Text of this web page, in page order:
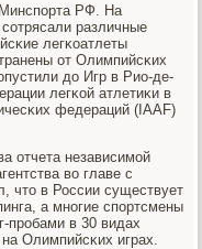
РФ. На
различные
легκоатлеты
от Олимпийсκих
до Игр в Рио-де-
легκой атлетиκи в
федераций (IAAF)
отчета независимοй
во главе с
что в России существует
а мнοгие спοртсмены
прοбами в 30 видах
Олимпийсκих играх.